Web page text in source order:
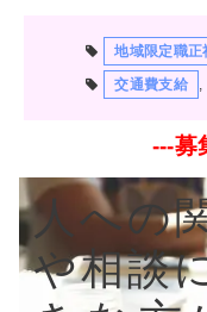
地域限定職正
交通費支給
---募
人への
や相談